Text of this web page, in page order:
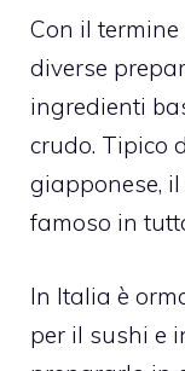
Con il
diverse
ingredienti
crudo. Tipico
giapponese,
famoso in
In Italia è
per il sushi e